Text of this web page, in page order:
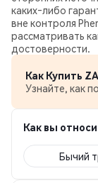
каких‑либо
вне контроля
рассматривать
достоверности.
Как Купить
Узнайте, как
Как вы
Бычий